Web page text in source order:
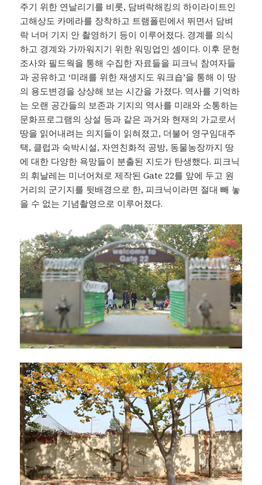
주기 위한 연날리기를 비롯, 담벼락해킹의 하이라이트인
고해상도 카메라를 장착하고 트램폴린에서 뛰면서 담벼
락 너머 기지 안 촬영하기 등이 이루어졌다. 경계를 의식
하고 경계와 가까워지기 위한 워밍업인 셈이다. 이후 문헌
조사와 필드웍을 통해 수집한 자료들을 피크닉 참여자들
과 공유하고 ‘미래를 위한 재생지도 워크숍’을 통해 이 땅
의 용도변경을 상상해 보는 시간을 가졌다. 역사를 기억하
는 오랜 공간들의 보존과 기지의 역사를 미래와 소통하는
문화프로그램의 상설 등과 같은 과거와 현재의 가교로서
땅을 읽어내려는 의지들이 읽혀졌고, 더불어 영구임대주
택, 클럽과 숙박시설, 자연친화적 공방, 동물농장까지 땅
에 대한 다양한 욕망들이 분출된 지도가 탄생했다. 피크닉
의 휘날레는 미너어쳐로 제작된 Gate 22를 앞에 두고 원
거리의 군기지를 뒷배경으로 한, 피크닉이라면 절대 빼 놓
을 수 없는 기념촬영으로 이루어졌다.